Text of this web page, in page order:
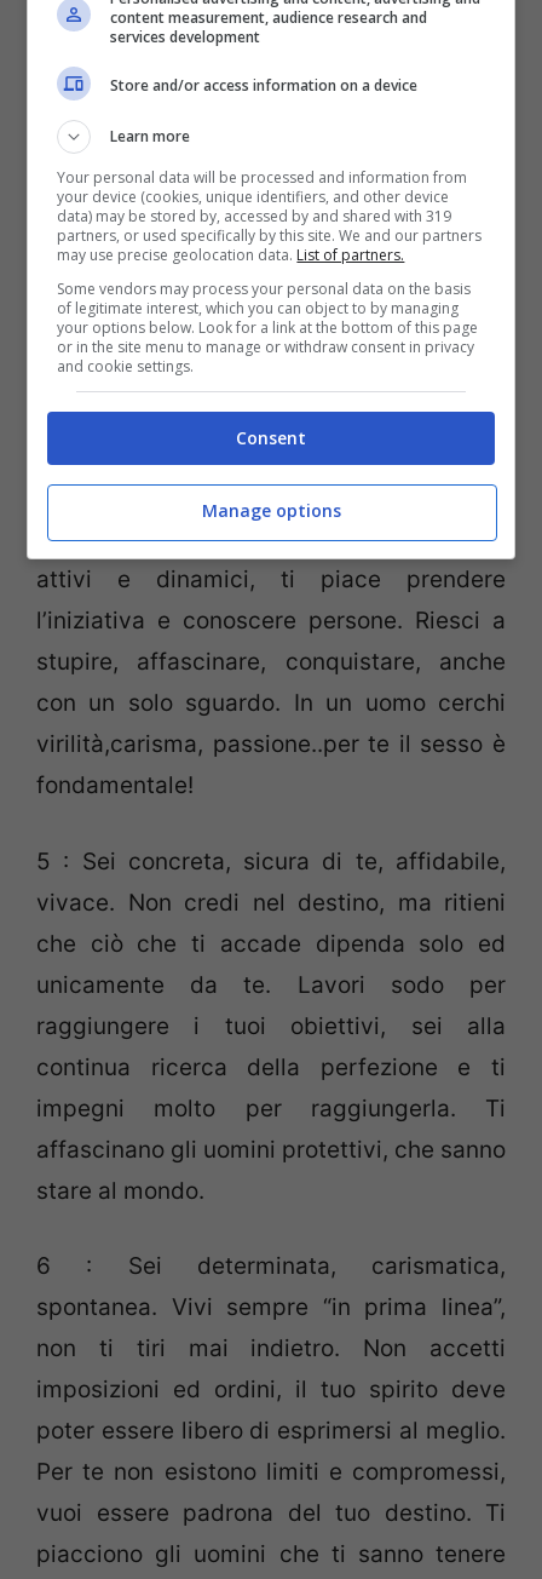
ridere a crepapelle per ore.
3 : Sei positiva, affidabile, carismatica,
vivace e comunicativa. Sei piena di
interessi e di energia, sei un vero e proprio
vulcano di idee. Vivi la vita con passione e
sentimento, non temi l’erotismo e sei
consapevole del tuo grande fascino. Ti
piacciono gli uomini ironici ed intelligenti,
con i quali affrontare vivaci scambi di
battute pungenti e sensuali
4 : Sei anticonformista, sensuale,
provocante, schietta, sincera. Ami i ruoli
attivi e dinamici, ti piace prendere
l’iniziativa e conoscere persone. Riesci a
stupire, affascinare, conquistare, anche
con un solo sguardo. In un uomo cerchi
virilità,carisma, passione..per te il sesso è
fondamentale!
5 : Sei concreta, sicura di te, affidabile,
vivace. Non credi nel destino, ma ritieni
che ciò che ti accade dipenda solo ed
unicamente da te. Lavori sodo per
raggiungere i tuoi obiettivi, sei alla
continua ricerca della perfezione e ti
impegni molto per raggiungerla. Ti
affascinano gli uomini protettivi, che sanno
stare al mondo.
6 : Sei determinata, carismatica,
spontanea. Vivi sempre “in prima linea”,
non ti tiri mai indietro. Non accetti
imposizioni ed ordini, il tuo spirito deve
poter essere libero di esprimersi al meglio.
Per te non esistono limiti e compromessi,
vuoi essere padrona del tuo destino. Ti
piacciono gli uomini che ti sanno tenere
content measurement, audience research and
services development
Store and/or access information on a device
Learn more
Your personal data will be processed and information from
your device (cookies, unique identifiers, and other device
data) may be stored by, accessed by and shared with 319
partners, or used specifically by this site. We and our partners
may use precise geolocation data. List of partners.
Some vendors may process your personal data on the basis
of legitimate interest, which you can object to by managing
your options below. Look for a link at the bottom of this page
or in the site menu to manage or withdraw consent in privacy
and cookie settings.
Consent
Manage options